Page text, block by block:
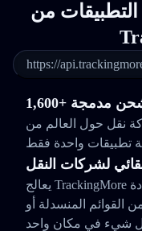
التطبيقات من
https://
شحن مدمجة
الطرود من 1,644 شركة نقل حول العالم من
لشركات النقل
يعالج TrackingMore مشكلاتك مع شركات النقل المتعددة
القوائم المنسدلة أو